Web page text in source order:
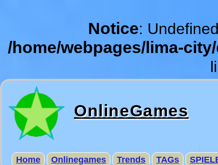
Notice:
/home/webpages/lima-
OnlineGames
Home Onlinegames Trends TAGs